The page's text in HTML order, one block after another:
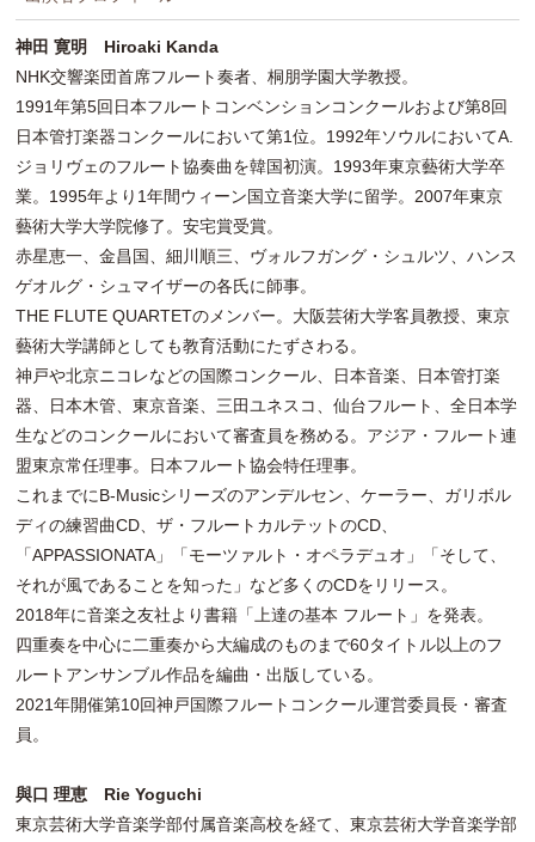
神田 寛明 Hiroaki Kanda
NHK交響楽団首席フルート奏者、桐朋学園大学教授。
1991年第5回日本フルートコンベンションコンクールおよび第8回
日本管打楽器コンクールにおいて第1位。1992年ソウルにおいてA.
ジョリヴェのフルート協奏曲を韓国初演。1993年東京藝術大学卒
業。1995年より1年間ウィーン国立音楽大学に留学。2007年東京
藝術大学大学院修了。安宅賞受賞。
赤星恵一、金昌国、細川順三、ヴォルフガング・シュルツ、ハンス
ゲオルグ・シュマイザーの各氏に師事。
THE FLUTE QUARTETのメンバー。大阪芸術大学客員教授、東京
藝術大学講師としても教育活動にたずさわる。
神戸や北京ニコレなどの国際コンクール、日本音楽、日本管打楽
器、日本木管、東京音楽、三田ユネスコ、仙台フルート、全日本学
生などのコンクールにおいて審査員を務める。アジア・フルート連
盟東京常任理事。日本フルート協会特任理事。
これまでにB-Musicシリーズのアンデルセン、ケーラー、ガリボル
ディの練習曲CD、ザ・フルートカルテットのCD、
「APPASSIONATA」「モーツァルト・オペラデュオ」「そして、
それが風であることを知った」など多くのCDをリリース。
2018年に音楽之友社より書籍「上達の基本 フルート」を発表。
四重奏を中心に二重奏から大編成のものまで60タイトル以上のフ
ルートアンサンブル作品を編曲・出版している。
2021年開催第10回神戸国際フルートコンクール運営委員長・審査
員。
與口 理恵 Rie Yoguchi
東京芸術大学音楽学部付属音楽高校を経て、東京芸術大学音楽学部